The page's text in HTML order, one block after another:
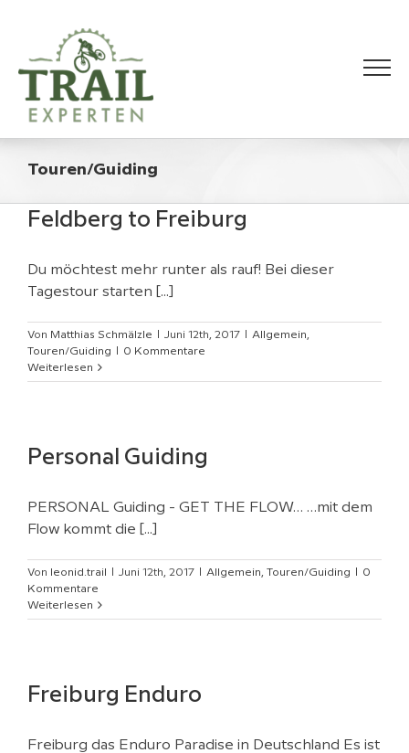
springen
Touren/Guiding
Feldberg to Freiburg
Du möchtest mehr runter als rauf! Bei dieser
Tagestour starten [...]
Von Matthias Schmälzle Juni 12th, 2017 Allgemein
Touren/Guiding
0 Kommentare
Weiterlesen
Personal Guiding
PERSONAL Guiding - GET THE FLOW… …mit dem
Flow kommt die [...]
Von leonid.trail Juni 12th, 2017 Allgemein Touren/Guiding
0
Kommentare
Weiterlesen
Freiburg Enduro
Freiburg das Enduro Paradise in Deutschland Es ist